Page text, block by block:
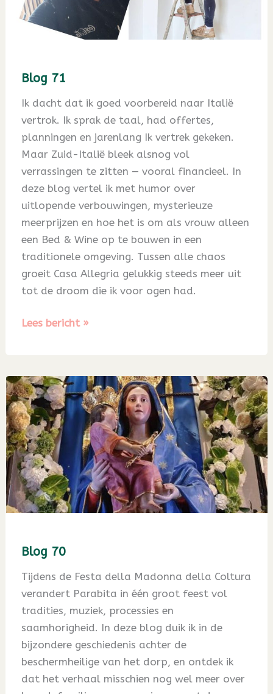
Blog 71
Ik dacht dat ik goed voorbereid naar Italië
vertrok. Ik sprak de taal, had offertes,
planningen en jarenlang Ik vertrek gekeken.
Maar Zuid-Italië bleek alsnog vol
verrassingen te zitten — vooral financieel. In
deze blog vertel ik met humor over
uitlopende verbouwingen, mysterieuze
meerprijzen en hoe het is om als vrouw alleen
een Bed & Wine op te bouwen in een
traditionele omgeving. Tussen alle chaos
groeit Casa Allegria gelukkig steeds meer uit
tot de droom die ik voor ogen had.
Blog
Lees bericht »
Blog 70
Tijdens de Festa della Madonna della Coltura
verandert Parabita in één groot feest vol
tradities, muziek, processies en
saamhorigheid. In deze blog duik ik in de
bijzondere geschiedenis achter de
beschermheilige van het dorp, en ontdek ik
dat het verhaal misschien nog wel meer over